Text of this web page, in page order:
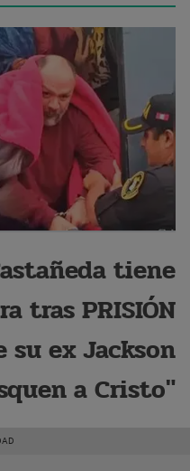
tiene
tras PRISIÓN
su ex Jackson
a Cristo"